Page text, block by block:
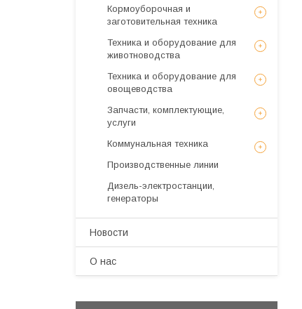
Кормоуборочная и
заготовительная техника
Техника и оборудование для
животноводства
Техника и оборудование для
овощеводства
Запчасти, комплектующие,
услуги
Коммунальная техника
Производственные линии
Дизель-электростанции,
генераторы
Новости
О нас